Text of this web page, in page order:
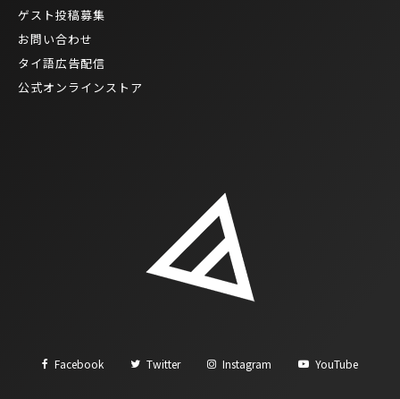
ゲスト投稿募集
お問い合わせ
タイ語広告配信
公式オンラインストア
Facebook Twitter Instagram YouTube